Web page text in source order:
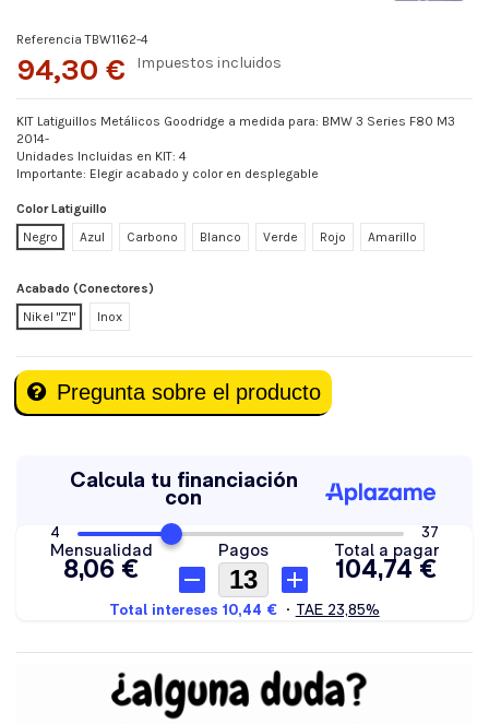
Referencia TBW1162-4
94,30 € Impuestos incluidos
KIT Latiguillos Metálicos Goodridge a medida para: BMW 3 Series F80 M3
2014-
Unidades Incluidas en KIT: 4
Importante: Elegir acabado y color en desplegable
Color Latiguillo
Negro
Azul Carbono Blanco Verde Rojo Amarillo
Acabado (Conectores)
Nikel "Z1"
Inox
Pregunta sobre el producto